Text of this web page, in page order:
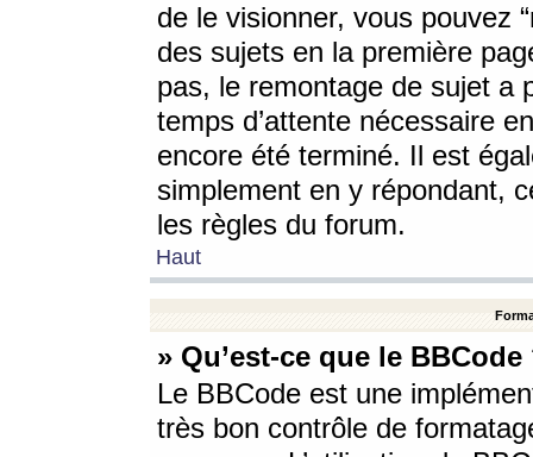
de le visionner, vous pouvez
des sujets en la première
pas, le remontage de sujet a
temps d’attente nécessaire
encore été terminé. Il est
simplement en y répondant,
les règles du forum.
Haut
» Qu’est-ce que le BBCode
Le BBCode est une
très bon contrôle de